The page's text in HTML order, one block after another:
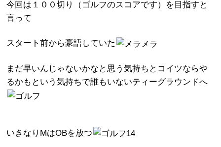
今回は１００切り（ゴルフのスコアです）を目指すと
言って
スタート前から豪語していた
まだ早いんじゃないかなと思う気持ちとコイツならや
るかもという気持ちで誰もいないティーグラウンドへ
いきなりMはOBを放つ